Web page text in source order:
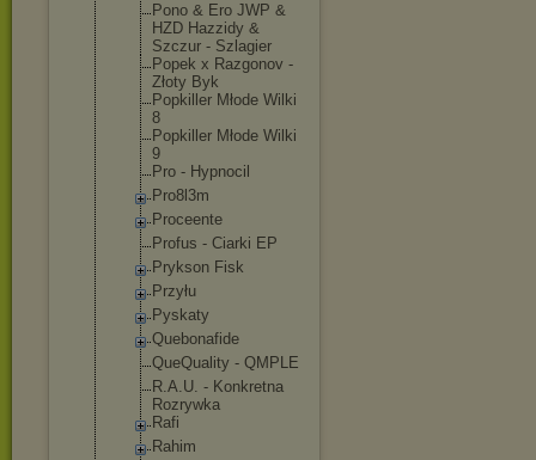
Pono & Ero JWP &
HZD Hazzidy &
Szczur - Szlagier
Popek x Razgonov -
Złoty Byk
Popkiller Młode Wilki
8
Popkiller Młode Wilki
9
Pro - Hypnocil
Pro8l3m
Proceente
Profus - Ciarki EP
Prykson Fisk
Przyłu
Pyskaty
Quebonafide
QueQuality - QMPLE
R.A.U. - Konkretna
Rozrywka
Rafi
Rahim